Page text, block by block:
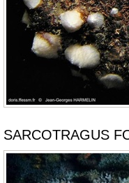
SARCOTRAGUS